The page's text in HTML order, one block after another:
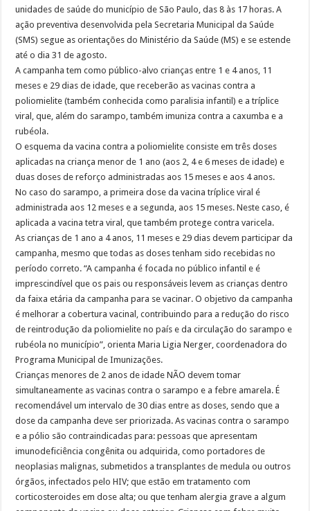
unidades de saúde do município de São Paulo, das 8 às 17 horas. A
ação preventiva desenvolvida pela Secretaria Municipal da Saúde
(SMS) segue as orientações do Ministério da Saúde (MS) e se estende
até o dia 31 de agosto.
A campanha tem como público-alvo crianças entre 1 e 4 anos, 11
meses e 29 dias de idade, que receberão as vacinas contra a
poliomielite (também conhecida como paralisia infantil) e a tríplice
viral, que, além do sarampo, também imuniza contra a caxumba e a
rubéola.
O esquema da vacina contra a poliomielite consiste em três doses
aplicadas na criança menor de 1 ano (aos 2, 4 e 6 meses de idade) e
duas doses de reforço administradas aos 15 meses e aos 4 anos.
No caso do sarampo, a primeira dose da vacina tríplice viral é
administrada aos 12 meses e a segunda, aos 15 meses. Neste caso, é
aplicada a vacina tetra viral, que também protege contra varicela.
As crianças de 1 ano a 4 anos, 11 meses e 29 dias devem participar da
campanha, mesmo que todas as doses tenham sido recebidas no
período correto. “A campanha é focada no público infantil e é
imprescindível que os pais ou responsáveis levem as crianças dentro
da faixa etária da campanha para se vacinar. O objetivo da campanha
é melhorar a cobertura vacinal, contribuindo para a redução do risco
de reintrodução da poliomielite no país e da circulação do sarampo e
rubéola no município”, orienta Maria Ligia Nerger, coordenadora do
Programa Municipal de Imunizações.
Crianças menores de 2 anos de idade NÃO devem tomar
simultaneamente as vacinas contra o sarampo e a febre amarela. É
recomendável um intervalo de 30 dias entre as doses, sendo que a
dose da campanha deve ser priorizada. As vacinas contra o sarampo
e a pólio são contraindicadas para: pessoas que apresentam
imunodeficiência congênita ou adquirida, como portadores de
neoplasias malignas, submetidos a transplantes de medula ou outros
órgãos, infectados pelo HIV; que estão em tratamento com
corticosteroides em dose alta; ou que tenham alergia grave a algum